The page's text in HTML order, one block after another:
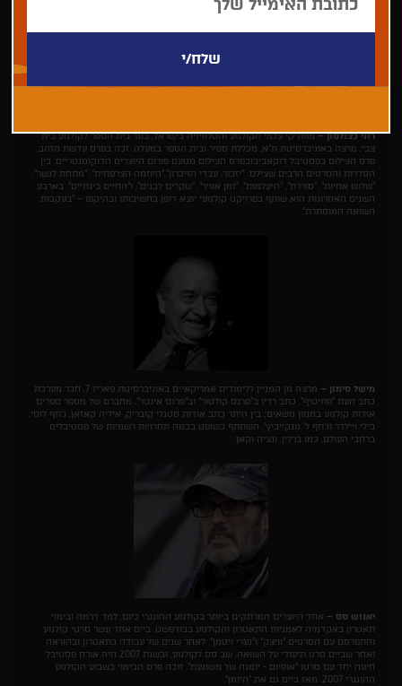
רוני כצנלסון –מוותיקי צלמי הקולנוע והטלוויזיה בישראל, בוגר בית הספר לקולנוע בית
צבי, מרצה באוניברסיטת ת"א, מכללת ספיר ובית הספר במעלה. זכה בפרס עדשת הזהב,
פרס הצילום בפסטיבל דוקאביבובפרס הצילום מטעם פורום היוצרים הדוקומנטריים. בין
הסדרות והסרטים הרבים שצילם: "יזכור, עבדי הזיכרון","היוזמה הצרפתית", "מתחת לגשר",
"שלוש אחיות", "סוררת", "היעלמות", "זמן אוויר", "שקרים לבנים", ו"החיים בינתיים". בארבע
השנים האחרונות הוא שותף בפרויקט קולנועי יוצא דופן בחשיבותו ובהיקפו – "בעקבות
השואה המוסתרת".
מישל סימון –
מרצה מן המניין ללימודים אמריקאיים באוניברסיטת פאריז 7, חבר מערכת
כתב העת "פוזיטיף", כתב רדיו ב"פרנס קולטור" וב"פרנס אינטר". מחברם של מספר ספרים
אודות קולנוע במגוון נושאים; בין היתר כתב אודות סטנלי קובריק, איליה קאזאן, ג'וזף לוסי,
בילי ויילדר וג'וזף ל' מנקייביץ'. השתתף כשופט בכמה תחרויות רשמיות של פסטיבלים
ברחבי העולם, כמו ברלין, ונציה וקאן.
יאנוש סס – אחד היוצרים המרתקים ביותר בקולנוע ההונגרי כיום, למד דרמה ובימוי
תאטרון באקדמיה לאמניות התאטרון והקולנוע בבודפשט, ביים אחד עשר סרטי קולנוע
והתפרסם עם הסרטים "וויצק" ו"נערי ויטמן". לאחר שנים של עבודה בתאטרון ובהוראה
ואחר שביים סרט תיעודי על השואה, שב סס לקולנוע, ובשנת 2007 היה אורח פסטיבל
חיפה יחד עם סרטו "אופיום - יומנה של משוגעת". זוכה פרס הבימוי בשבוע הקולנוע
ההונגרי 2007. מאז ביים גם את "היומן".